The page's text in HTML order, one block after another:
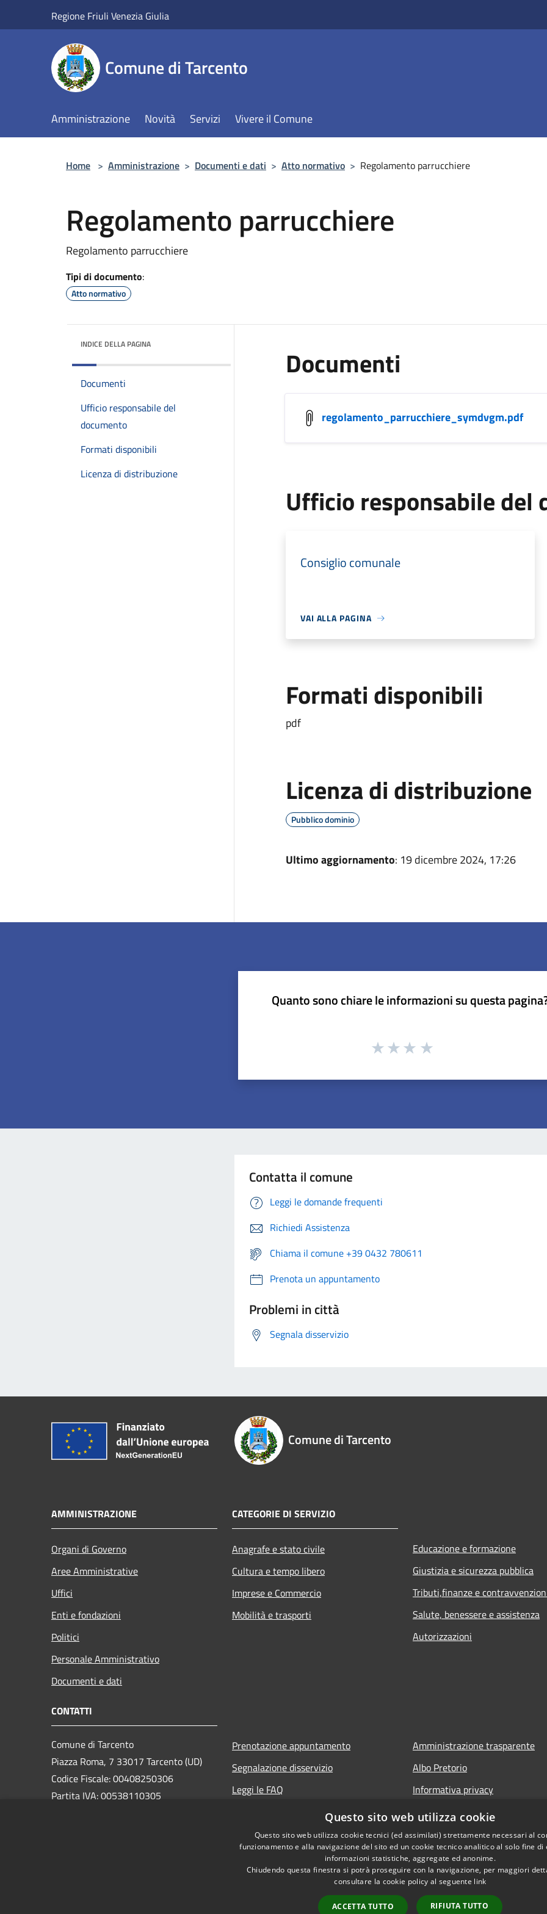
Regione Friuli Venezia Giulia
Comune di Tarcento
Amministrazione Novità Servizi Vivere il Comune
Home > Amministrazione > Documenti e dati > Atto normativo > Regolamento parrucchiere
Regolamento parrucchiere
Regolamento parrucchiere
Tipi di documento:
Atto normativo
INDICE DELLA PAGINA
Documenti
Ufficio responsabile del
documento
Formati disponibili
Licenza di distribuzione
Documenti
regolamento_parrucchiere_symdvgm.pdf
Ufficio responsabile del
Consiglio comunale
VAI ALLA PAGINA
Formati disponibili
pdf
Licenza di distribuzione
Pubblico dominio
Ultimo aggiornamento: 19 dicembre 2024, 17:26
Quanto sono chiare le informazioni su questa
Contatta il comune
Leggi le domande frequenti
Richiedi Assistenza
Chiama il comune +39 0432 780611
Prenota un appuntamento
Problemi in città
Segnala disservizio
Comune di Tarcento
AMMINISTRAZIONE
Organi di Governo
Aree Amministrative
Uffici
Enti e fondazioni
Politici
Personale Amministrativo
Documenti e dati
CATEGORIE DI SERVIZIO
Anagrafe e stato civile
Cultura e tempo libero
Imprese e Commercio
Mobilità e trasporti
Educazione e formazione
Giustizia e sicurezza pubblica
Tributi,finanze e
Salute, benessere e assistenza
Autorizzazioni
CONTATTI
Comune di Tarcento
Piazza Roma, 7 33017 Tarcento (UD)
Codice Fiscale: 00408250306
Partita IVA: 00538110305
Prenotazione appuntamento
Segnalazione disservizio
Leggi le FAQ
Amministrazione trasparente
Albo Pretorio
Informativa privacy
Note legali
Dichiarazione di accessibilità
Segnalazioni di inaccessibilità
Questo sito web utilizza cookie
Questo sito web utilizza cookie tecnici (ed assimilati) strettamente necessari al
funzionamento e alla navigazione del sito ed un cookie tecnico analitico al solo fine di
informazioni statistiche, aggregate ed anonime.
Chiudendo questa finestra si potrà proseguire con la navigazione, per maggiori
consultare la cookie policy al seguente link
ACCETTA TUTTO RIFIUTA TUTTO